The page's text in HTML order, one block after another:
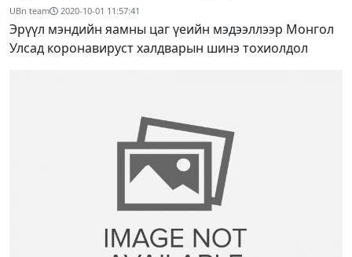
UBn team 2020-10-01 11:57:41
Эрүүл мэндийн яамны цаг үеийн мэдээллээр Монгол
Улсад коронавируст халдварын шинэ тохиолдол